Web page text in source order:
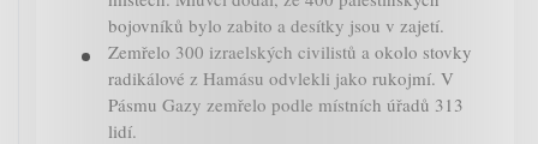
bojovníků bylo zabito a desítky jsou v zajetí.
Zemřelo 300 izraelských civilistů a okolo stovky
radikálové z Hamásu odvlekli jako rukojmí. V
Pásmu Gazy zemřelo podle místních úřadů 313
lidí.